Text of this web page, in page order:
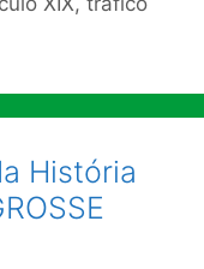
História